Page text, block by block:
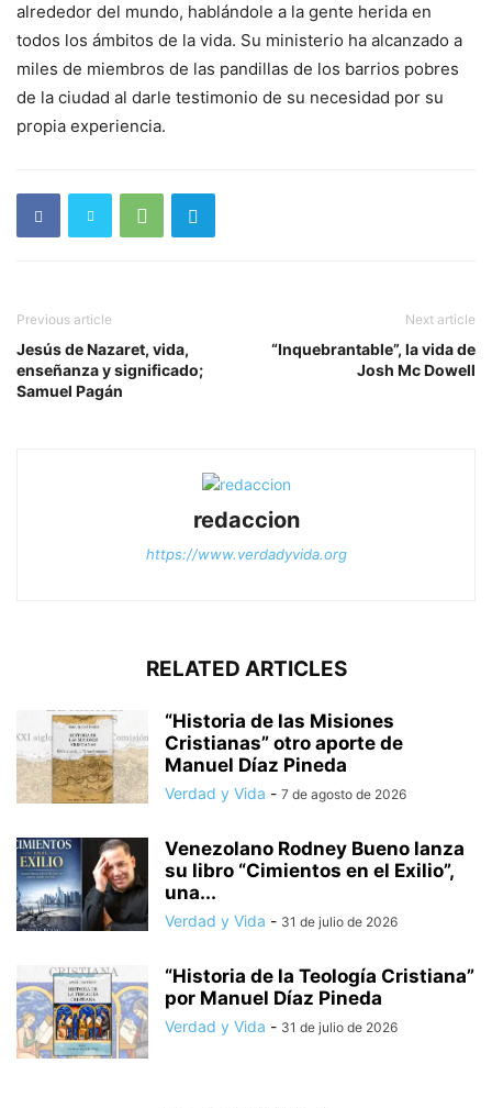
alrededor del mundo, hablándole a la gente herida en
todos los ámbitos de la vida. Su ministerio ha alcanzado a
miles de miembros de las pandillas de los barrios pobres
de la ciudad al darle testimonio de su necesidad por su
propia experiencia.
Previous article
Jesús de Nazaret, vida,
enseñanza y significado;
Samuel Pagán
Next article
“Inquebrantable”, la vida de
Josh Mc Dowell
redaccion
https://www.verdadyvida.org
RELATED ARTICLES
“Historia de las Misiones
Cristianas” otro aporte de
Manuel Díaz Pineda
Verdad y Vida - 7 de agosto de 2026
Venezolano Rodney Bueno lanza
su libro “Cimientos en el Exilio”,
una...
Verdad y Vida - 31 de julio de 2026
“Historia de la Teología Cristiana”
por Manuel Díaz Pineda
Verdad y Vida - 31 de julio de 2026